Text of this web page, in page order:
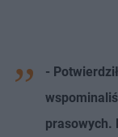
-
prasowych.